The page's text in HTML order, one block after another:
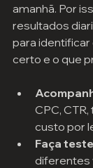
amanhã. Por
resultados
para
certo e o que
CPC,
custo por
Faça
diferentes